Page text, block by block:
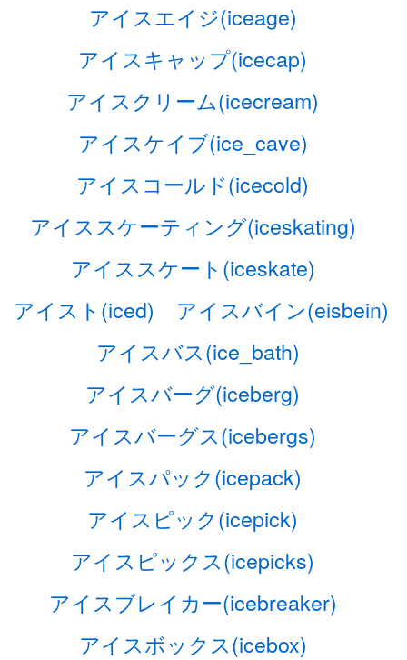
アイスエイジ(iceage)
アイスキャップ(icecap)
アイスクリーム(icecream)
アイスケイブ(ice_cave)
アイスコールド(icecold)
アイススケーティング(iceskating)
アイススケート(iceskate)
アイスト(iced)
アイスバイン(eisbein)
アイスバス(ice_bath)
アイスバーグ(iceberg)
アイスバーグス(icebergs)
アイスパック(icepack)
アイスピック(icepick)
アイスピックス(icepicks)
アイスブレイカー(icebreaker)
アイスボックス(icebox)